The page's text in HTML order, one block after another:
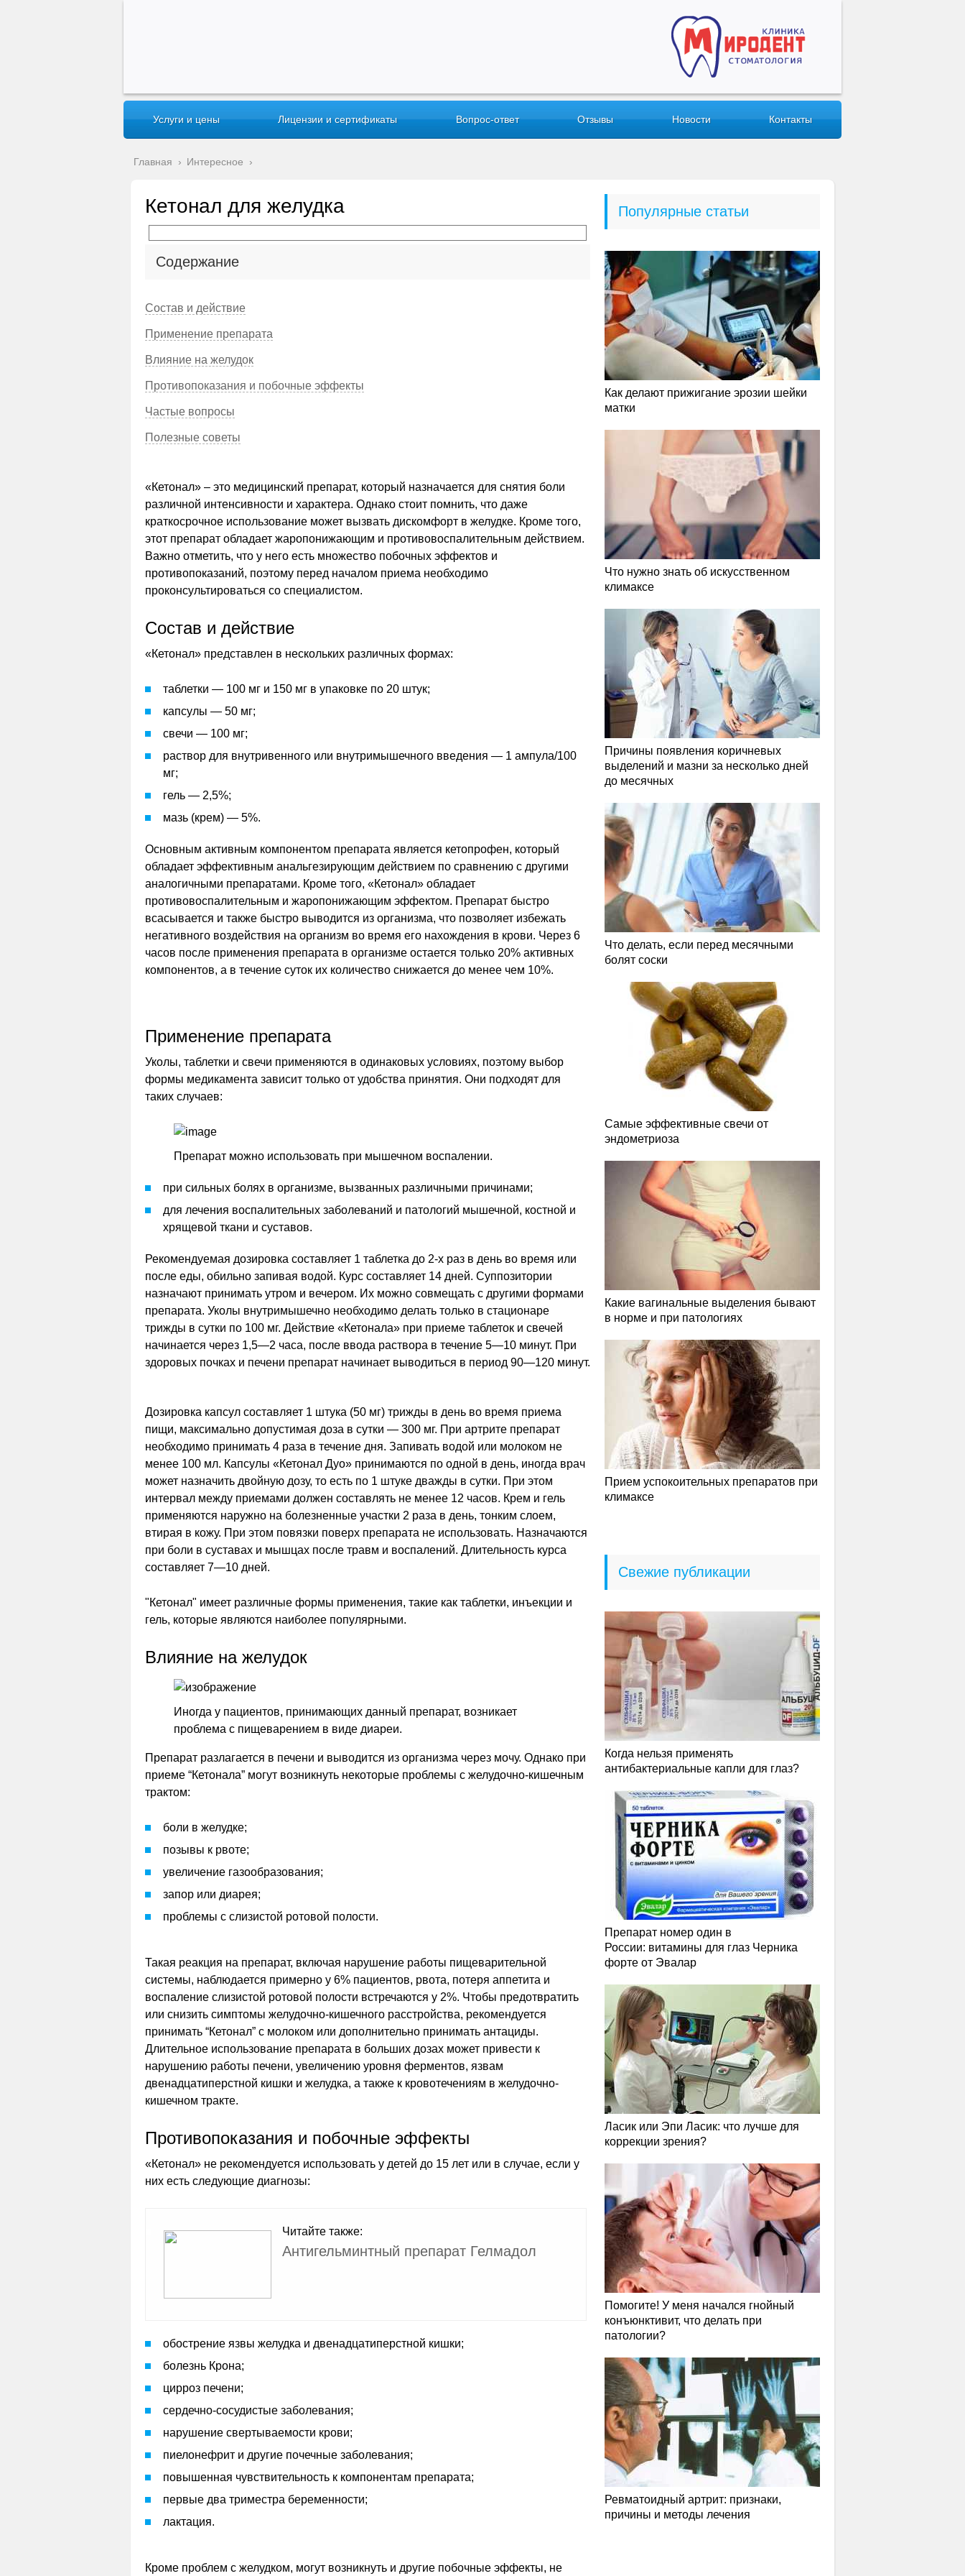
Услуги и цены Лицензии и сертификаты Вопрос-ответ Отзывы Новости Контакты
Главная › Интересное ›
Кетонал для желудка
Содержание
Состав и действие
Применение препарата
Влияние на желудок
Противопоказания и побочные эффекты
Частые вопросы
Полезные советы
«Кетонал» – это медицинский препарат, который назначается для снятия боли
различной интенсивности и характера. Однако стоит помнить, что даже
краткосрочное использование может вызвать дискомфорт в желудке. Кроме того,
этот препарат обладает жаропонижающим и противовоспалительным действием.
Важно отметить, что у него есть множество побочных эффектов и
противопоказаний, поэтому перед началом приема необходимо
проконсультироваться со специалистом.
Состав и действие
«Кетонал» представлен в нескольких различных формах:
таблетки — 100 мг и 150 мг в упаковке по 20 штук;
капсулы — 50 мг;
свечи — 100 мг;
раствор для внутривенного или внутримышечного введения — 1 ампула/100
мг;
гель — 2,5%;
мазь (крем) — 5%.
Основным активным компонентом препарата является кетопрофен, который
обладает эффективным анальгезирующим действием по сравнению с другими
аналогичными препаратами. Кроме того, «Кетонал» обладает
противовоспалительным и жаропонижающим эффектом. Препарат быстро
всасывается и также быстро выводится из организма, что позволяет избежать
негативного воздействия на организм во время его нахождения в крови. Через 6
часов после применения препарата в организме остается только 20% активных
компонентов, а в течение суток их количество снижается до менее чем 10%.
Применение препарата
Уколы, таблетки и свечи применяются в одинаковых условиях, поэтому выбор
формы медикамента зависит только от удобства принятия. Они подходят для
таких случаев:
Препарат можно использовать при мышечном воспалении.
при сильных болях в организме, вызванных различными причинами;
для лечения воспалительных заболеваний и патологий мышечной, костной и
хрящевой ткани и суставов.
Рекомендуемая дозировка составляет 1 таблетка до 2-х раз в день во время или
после еды, обильно запивая водой. Курс составляет 14 дней. Суппозитории
назначают принимать утром и вечером. Их можно совмещать с другими формами
препарата. Уколы внутримышечно необходимо делать только в стационаре
трижды в сутки по 100 мг. Действие «Кетонала» при приеме таблеток и свечей
начинается через 1,5—2 часа, после ввода раствора в течение 5—10 минут. При
здоровых почках и печени препарат начинает выводиться в период 90—120 минут.
Дозировка капсул составляет 1 штука (50 мг) трижды в день во время приема
пищи, максимально допустимая доза в сутки — 300 мг. При артрите препарат
необходимо принимать 4 раза в течение дня. Запивать водой или молоком не
менее 100 мл. Капсулы «Кетонал Дуо» принимаются по одной в день, иногда врач
может назначить двойную дозу, то есть по 1 штуке дважды в сутки. При этом
интервал между приемами должен составлять не менее 12 часов. Крем и гель
применяются наружно на болезненные участки 2 раза в день, тонким слоем,
втирая в кожу. При этом повязки поверх препарата не использовать. Назначаются
при боли в суставах и мышцах после травм и воспалений. Длительность курса
составляет 7—10 дней.
"Кетонал" имеет различные формы применения, такие как таблетки, инъекции и
гель, которые являются наиболее популярными.
Влияние на желудок
Иногда у пациентов, принимающих данный препарат, возникает
проблема с пищеварением в виде диареи.
Препарат разлагается в печени и выводится из организма через мочу. Однако при
приеме “Кетонала” могут возникнуть некоторые проблемы с желудочно-кишечным
трактом:
боли в желудке;
позывы к рвоте;
увеличение газообразования;
запор или диарея;
проблемы с слизистой ротовой полости.
Такая реакция на препарат, включая нарушение работы пищеварительной
системы, наблюдается примерно у 6% пациентов, рвота, потеря аппетита и
воспаление слизистой ротовой полости встречаются у 2%. Чтобы предотвратить
или снизить симптомы желудочно-кишечного расстройства, рекомендуется
принимать “Кетонал” с молоком или дополнительно принимать антациды.
Длительное использование препарата в больших дозах может привести к
нарушению работы печени, увеличению уровня ферментов, язвам
двенадцатиперстной кишки и желудка, а также к кровотечениям в желудочно-
кишечном тракте.
Противопоказания и побочные эффекты
«Кетонал» не рекомендуется использовать у детей до 15 лет или в случае, если у
них есть следующие диагнозы:
Читайте также:
Антигельминтный препарат Гелмадол
обострение язвы желудка и двенадцатиперстной кишки;
болезнь Крона;
цирроз печени;
сердечно-сосудистые заболевания;
нарушение свертываемости крови;
пиелонефрит и другие почечные заболевания;
повышенная чувствительность к компонентам препарата;
первые два триместра беременности;
лактация.
Кроме проблем с желудком, могут возникнуть и другие побочные эффекты, не
Популярные статьи
Как делают прижигание эрозии шейки
матки
Что нужно знать об искусственном
климаксе
Причины появления коричневых
выделений и мазни за несколько дней
до месячных
Что делать, если перед месячными
болят соски
Самые эффективные свечи от
эндометриоза
Какие вагинальные выделения бывают
в норме и при патологиях
Прием успокоительных препаратов при
климаксе
Свежие публикации
Когда нельзя применять
антибактериальные капли для глаз?
Препарат номер один в
России: витамины для глаз Черника
форте от Эвалар
Ласик или Эпи Ласик: что лучше для
коррекции зрения?
Помогите! У меня начался гнойный
конъюнктивит, что делать при
патологии?
Ревматоидный артрит: признаки,
причины и методы лечения